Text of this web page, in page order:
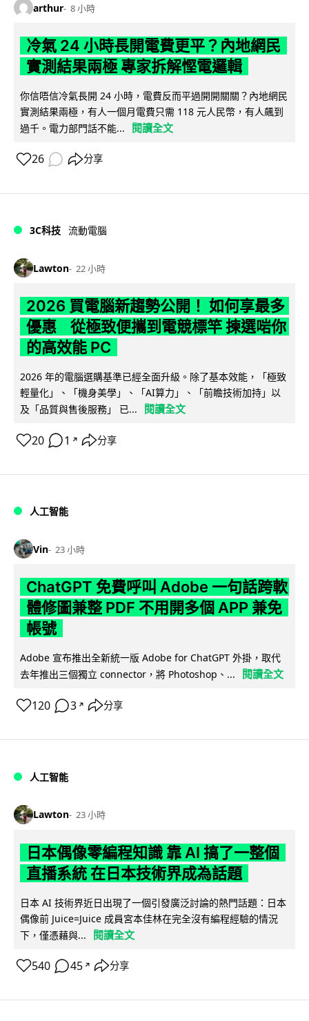
arthur 8 小時
冷氣 24 小時長開電費更平？內地網民
實測結果兩極 專家拆解慳電邏輯
你信唔信冷氣長開 24 小時，電費反而平過開開關關？內地網民
實測結果兩極，有人一個月電費只需 118 元人民幣，有人飆到
過千。電力部門話不能...
閱讀全文
26 分享
3C科技 流動電腦
Lawton 22 小時
2026 買電腦新趨勢公開！ 如何享最多
優惠 從極致便攜到電競標竿 揀選啱你
的高效能 PC
2026 年的電腦選購基準已經全面升級。除了基本效能，「極致
輕量化」、「機身美學」、「AI算力」、「前瞻技術加持」以
及「品質與售後服務」 已...
閱讀全文
20 1 ↗ 分享
人工智能
Vin 23 小時
ChatGPT 免費呼叫 Adobe 一句話跨軟
體修圖兼整 PDF 不用開多個 APP 兼免
帳號
Adobe 宣布推出全新統一版 Adobe for ChatGPT 外掛，取代
去年推出三個獨立 connector，將 Photoshop、...
閱讀全文
120 3 ↗ 分享
人工智能
Lawton 23 小時
日本偶像零編程知識 靠 AI 搞了一整個
直播系統 在日本技術界成為話題
日本 AI 技術界近日出現了一個引發廣泛討論的熱門話題：日本
偶像前 Juice=Juice 成員宮本佳林在完全沒有編程經驗的情況
下，僅憑藉與...
閱讀全文
540 45 ↗ 分享